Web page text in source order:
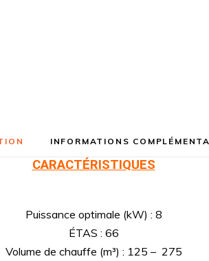
INFORMATIONS
CARACTÉRISTIQUES
Puissance optimale (kW) : 8
ÉTAS : 66
Volume de chauffe (m³) : 125 – 275